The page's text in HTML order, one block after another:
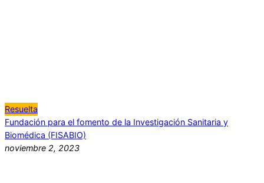
Resuelta
Fundación para el fomento de la Investigación Sanitaria y
Biomédica (FISABIO)
noviembre 2, 2023